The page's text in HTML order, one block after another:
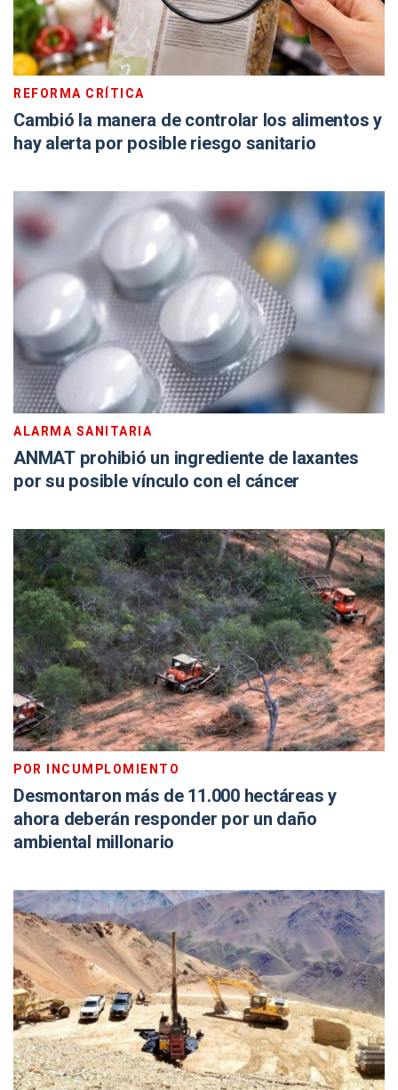
REFORMA CRÍTICA
Cambió la manera de controlar los alimentos y
hay alerta por posible riesgo sanitario
ALARMA SANITARIA
ANMAT prohibió un ingrediente de laxantes
por su posible vínculo con el cáncer
POR INCUMPLOMIENTO
Desmontaron más de 11.000 hectáreas y
ahora deberán responder por un daño
ambiental millonario